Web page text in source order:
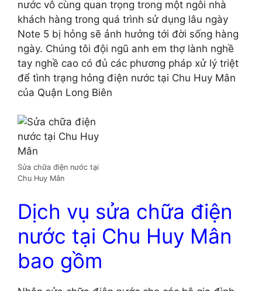
nước vô cùng quan trọng trong một ngôi nhà
khách hàng trong quá trình sử dụng lâu ngày
Note 5 bị hỏng sẽ ảnh hưởng tới đời sống hàng
ngày. Chúng tôi đội ngũ anh em thợ lành nghề
tay nghề cao có đủ các phương pháp xử lý triệt
để tình trạng hỏng điện nước tại Chu Huy Mân
của Quận Long Biên
Sửa chữa điện nước tại
Chu Huy Mân
Dịch vụ sửa chữa điện
nước tại Chu Huy Mân
bao gồm